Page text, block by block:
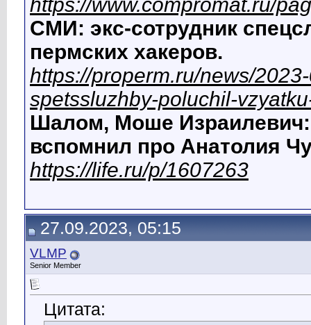
https://www.compromat.ru/
СМИ: экс-сотрудник
пермских хакеров.
https://properm.ru/news/
spetssluzhby-poluchil-
Шалом, Моше
вспомнил про Анатолия
https://life.ru/p/1607263
27.09.2023, 05:15
VLMP
Senior Member
Цитата: